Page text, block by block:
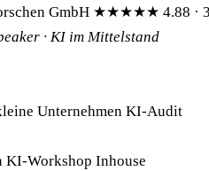
GmbH ★★★★★ 4.88 ·
· KI im Mittelstand
Unternehmen KI-Audit
KI-Workshop Inhouse